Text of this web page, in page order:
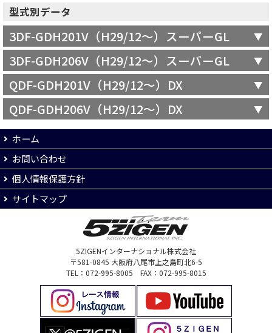
型式別データ
3DF-GDH201V（H29/12～）スーパーGL
3DF-GDH206V（H29/12～）スーパーGL
QDF-GDH201V（H29/12～）DX
QDF-GDH206V（H29/12～）DX
ホーム
お問い合わせ
個人情報保護方針
サイトマップ
5ZIGENインターナショナル株式会社
〒581-0845 大阪府八尾市上之島町北6-5
TEL：072-995-8005 FAX：072-995-8015